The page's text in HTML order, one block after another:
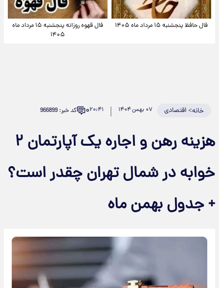
فال حافظ پنجشنبه ۱۵ مرداد ماه ۱۴۰۵
فال قهوه روزانه پنجشنبه ۱۵ مرداد ماه
۱۴۰۵
خانه>اقتصادی ۰۷ بهمن ۱۴۰۴ ۲۰:۴۱۰ کد خبر: 966899
هزینه رهن و اجاره یک آپارتمان ۲
خوابه در شمال تهران چقدر است؟
+ جدول بهمن ماه